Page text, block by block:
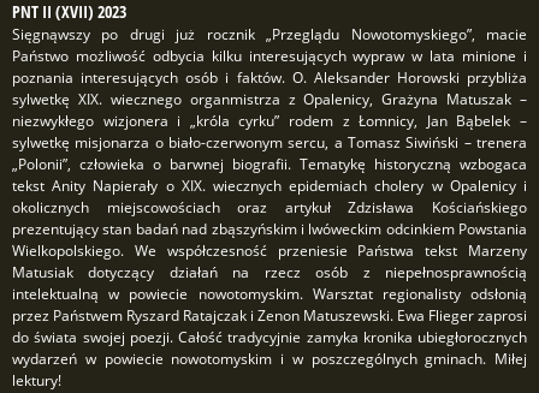
PNT II (XVII) 2023
Sięgnąwszy po drugi już rocznik „Przeglądu Nowotomyskiego”, macie
Państwo możliwość odbycia kilku interesujących wypraw w lata minione i
poznania interesujących osób i faktów. O. Aleksander Horowski przybliża
sylwetkę XIX. wiecznego organmistrza z Opalenicy, Grażyna Matuszak –
niezwykłego wizjonera i „króla cyrku” rodem z Łomnicy, Jan Bąbelek –
sylwetkę misjonarza o biało-czerwonym sercu, a Tomasz Siwiński – trenera
„Polonii”, człowieka o barwnej biografii. Tematykę historyczną wzbogaca
tekst Anity Napierały o XIX. wiecznych epidemiach cholery w Opalenicy i
okolicznych miejscowościach oraz artykuł Zdzisława Kościańskiego
prezentujący stan badań nad zbąszyńskim i lwóweckim odcinkiem Powstania
Wielkopolskiego. We współczesność przeniesie Państwa tekst Marzeny
Matusiak dotyczący działań na rzecz osób z niepełnosprawnością
intelektualną w powiecie nowotomyskim. Warsztat regionalisty odsłonią
przez Państwem Ryszard Ratajczak i Zenon Matuszewski. Ewa Flieger zaprosi
do świata swojej poezji. Całość tradycyjnie zamyka kronika ubiegłorocznych
wydarzeń w powiecie nowotomyskim i w poszczególnych gminach. Miłej
lektury!